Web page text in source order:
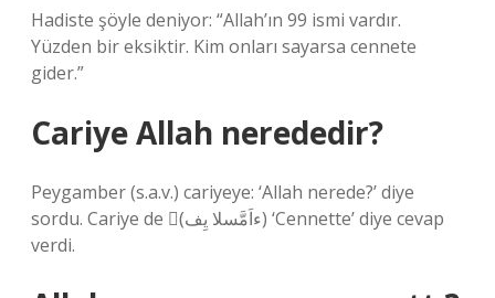
Hadiste şöyle deniyor: “Allah’ın 99 ismi vardır.
Yüzden bir eksiktir. Kim onları sayarsa cennete
gider.”
Cariye Allah nerededir?
Peygamber (s.a.v.) cariyeye: ‘Allah nerede?’ diye
sordu. Cariye de (ِءاَمَّسلا يِف) ‘Cennette’ diye cevap
verdi.